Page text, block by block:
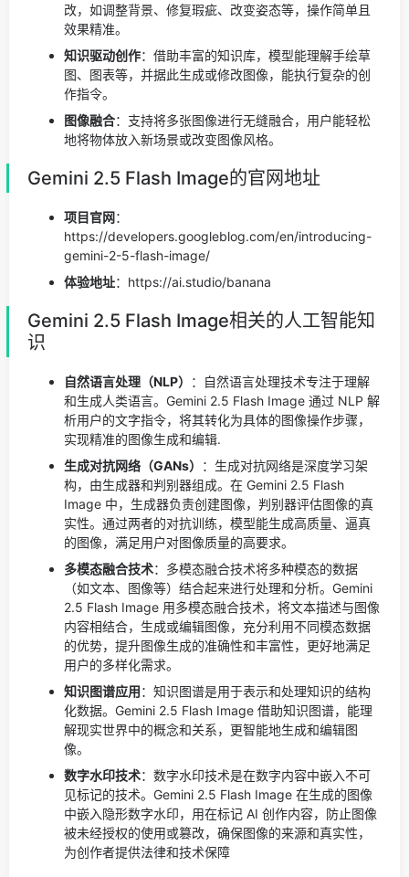
改，如调整背景、修复瑕疵、改变姿态等，操作简单且
效果精准。
知识驱动创作：借助丰富的知识库，模型能理解手绘草
图、图表等，并据此生成或修改图像，能执行复杂的创
作指令。
图像融合：支持将多张图像进行无缝融合，用户能轻松
地将物体放入新场景或改变图像风格。
Gemini 2.5 Flash Image的官网地址
项目官网：
https://developers.googleblog.com/en/introducing-
gemini-2-5-flash-image/
体验地址：https://ai.studio/banana
Gemini 2.5 Flash Image相关的人工智能知
识
自然语言处理（NLP）
：自然语言处理技术专注于理解
和生成人类语言。Gemini 2.5 Flash Image 通过 NLP 解
析用户的文字指令，将其转化为具体的图像操作步骤，
实现精准的图像生成和编辑.
生成对抗网络（GANs）
：生成对抗网络是深度学习架
构，由生成器和判别器组成。在 Gemini 2.5 Flash
Image 中，生成器负责创建图像，判别器评估图像的真
实性。通过两者的对抗训练，模型能生成高质量、逼真
的图像，满足用户对图像质量的高要求。
多模态融合技术：多模态融合技术将多种模态的数据
（如文本、图像等）结合起来进行处理和分析。Gemini
2.5 Flash Image 用多模态融合技术，将文本描述与图像
内容相结合，生成或编辑图像，充分利用不同模态数据
的优势，提升图像生成的准确性和丰富性，更好地满足
用户的多样化需求。
知识图谱应用：知识图谱是用于表示和处理知识的结构
化数据。Gemini 2.5 Flash Image 借助知识图谱，能理
解现实世界中的概念和关系，更智能地生成和编辑图
像。
数字水印技术：数字水印技术是在数字内容中嵌入不可
见标记的技术。Gemini 2.5 Flash Image 在生成的图像
中嵌入隐形数字水印，用在标记 AI 创作内容，防止图像
被未经授权的使用或篡改，确保图像的来源和真实性，
为创作者提供法律和技术保障